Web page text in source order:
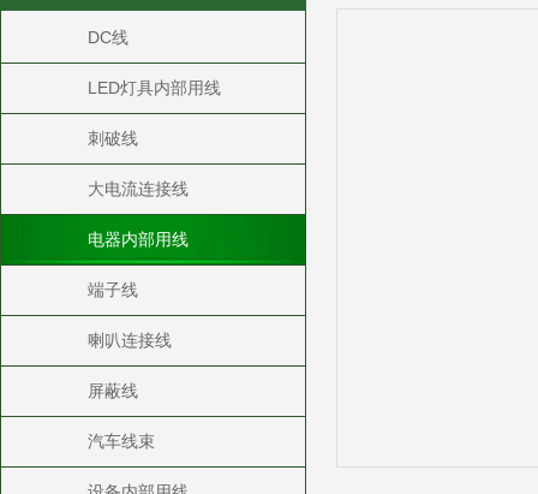
DC线
LED灯具内部用线
刺破线
大电流连接线
电器内部用线
端子线
喇叭连接线
屏蔽线
汽车线束